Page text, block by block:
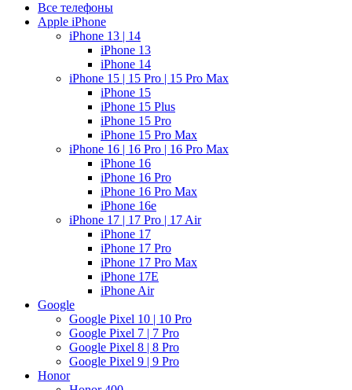
Все телефоны
Apple iPhone
iPhone 13 | 14
iPhone 13
iPhone 14
iPhone 15 | 15 Pro | 15 Pro Max
iPhone 15
iPhone 15 Plus
iPhone 15 Pro
iPhone 15 Pro Max
iPhone 16 | 16 Pro | 16 Pro Max
iPhone 16
iPhone 16 Pro
iPhone 16 Pro Max
iPhone 16e
iPhone 17 | 17 Pro | 17 Air
iPhone 17
iPhone 17 Pro
iPhone 17 Pro Max
iPhone 17E
iPhone Air
Google
Google Pixel 10 | 10 Pro
Google Pixel 7 | 7 Pro
Google Pixel 8 | 8 Pro
Google Pixel 9 | 9 Pro
Honor